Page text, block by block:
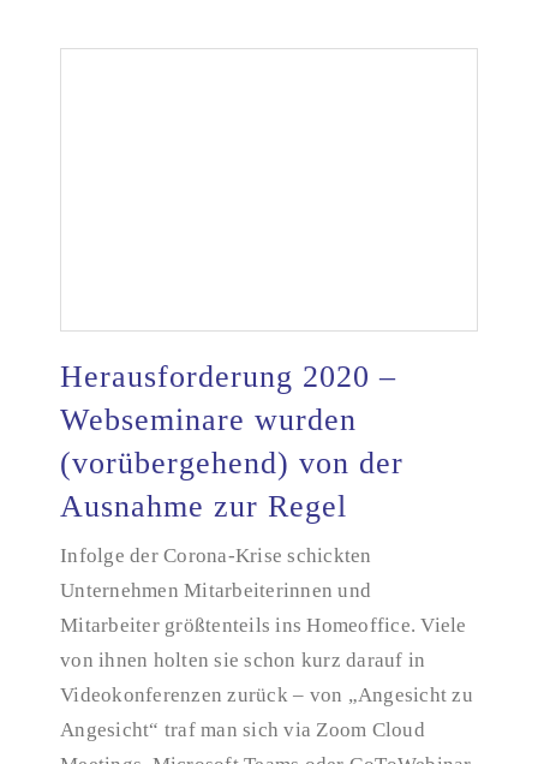
Herausforderung 2020 – Webseminare wurden
Herausforderung 2020 –
Webseminare wurden
(vorübergehend) von der
Ausnahme zur Regel
Infolge der Corona-Krise schickten
Unternehmen Mitarbeiterinnen und
Mitarbeiter größtenteils ins Homeoffice. Viele
von ihnen holten sie schon kurz darauf in
Videokonferenzen zurück – von „Angesicht zu
Angesicht“ traf man sich via Zoom Cloud